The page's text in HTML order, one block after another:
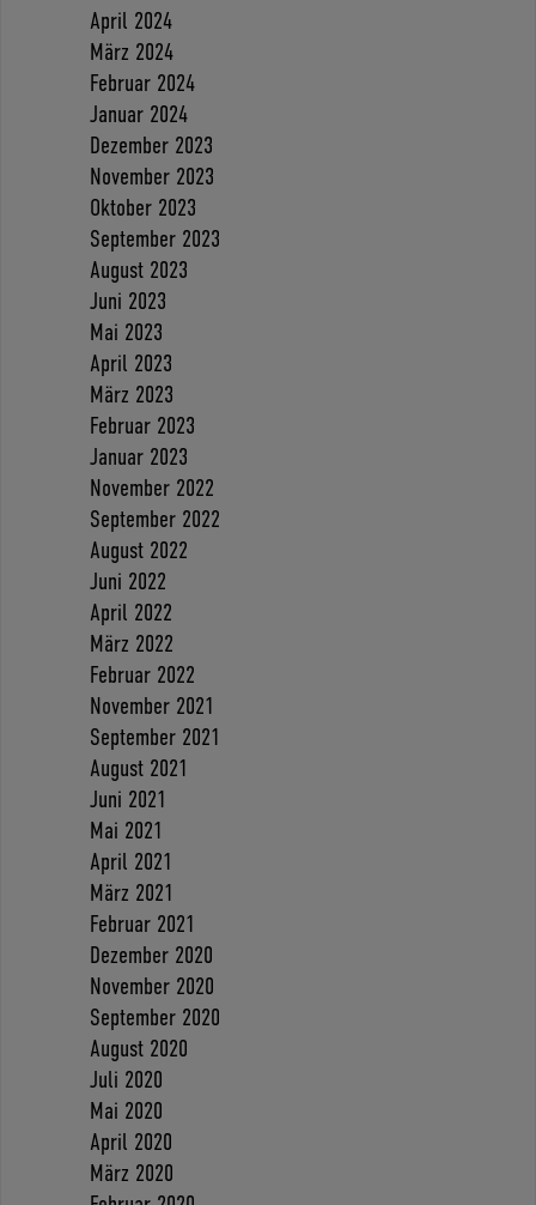
April 2024
März 2024
Februar 2024
Januar 2024
Dezember 2023
November 2023
Oktober 2023
September 2023
August 2023
Juni 2023
Mai 2023
April 2023
März 2023
Februar 2023
Januar 2023
November 2022
September 2022
August 2022
Juni 2022
April 2022
März 2022
Februar 2022
November 2021
September 2021
August 2021
Juni 2021
Mai 2021
April 2021
März 2021
Februar 2021
Dezember 2020
November 2020
September 2020
August 2020
Juli 2020
Mai 2020
April 2020
März 2020